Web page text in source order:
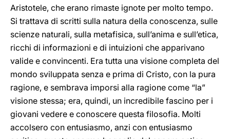
Aristotele, che erano rimaste ignote per molto tempo.
Si trattava di scritti sulla natura della conoscenza, sulle
scienze naturali, sulla metafisica, sull’anima e sull’etica,
ricchi di informazioni e di intuizioni che apparivano
valide e convincenti. Era tutta una visione completa del
mondo sviluppata senza e prima di Cristo, con la pura
ragione, e sembrava imporsi alla ragione come “la”
visione stessa; era, quindi, un incredibile fascino per i
giovani vedere e conoscere questa filosofia. Molti
accolsero con entusiasmo, anzi con entusiasmo